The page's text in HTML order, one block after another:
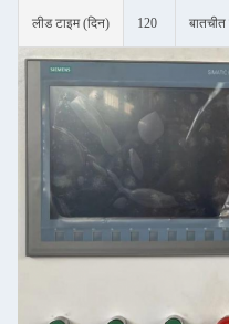
लीड टाइम (दिन) 120